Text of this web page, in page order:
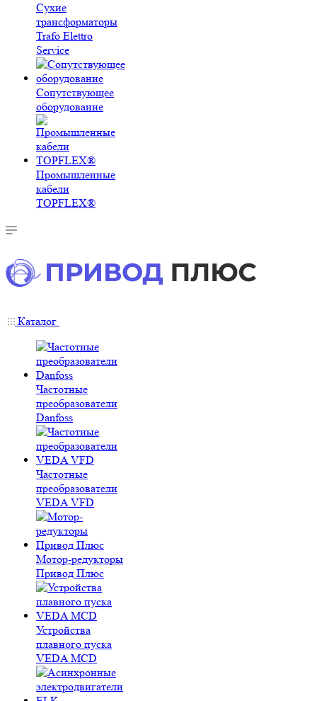
Сухие
трансформаторы
Trafo Elettro
Service
Сопутствующее
оборудование
Промышленные
кабели
TOPFLEX®
Каталог
Частотные
преобразователи
Danfoss
Частотные
преобразователи
VEDA VFD
Мотор-редукторы
Привод Плюс
Устройства
плавного пуска
VEDA MCD